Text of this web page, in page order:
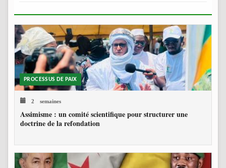
PROCESSUS DE PAIX
2 semaines
Assimisme : un comité scientifique pour structurer une
doctrine de la refondation